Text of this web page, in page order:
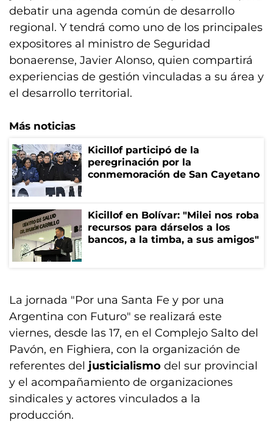
debatir una agenda común de desarrollo
regional. Y tendrá como uno de los principales
expositores al ministro de Seguridad
bonaerense, Javier Alonso, quien compartirá
experiencias de gestión vinculadas a su área y
el desarrollo territorial.
Más noticias
Kicillof participó de la
peregrinación por la
conmemoración de San Cayetano
Kicillof en Bolívar: "Milei nos roba
recursos para dárselos a los
bancos, a la timba, a sus amigos"
La jornada "Por una Santa Fe y por una
Argentina con Futuro" se realizará este
viernes, desde las 17, en el Complejo Salto del
Pavón, en Fighiera, con la organización de
referentes del justicialismo del sur provincial
y el acompañamiento de organizaciones
sindicales y actores vinculados a la
producción.